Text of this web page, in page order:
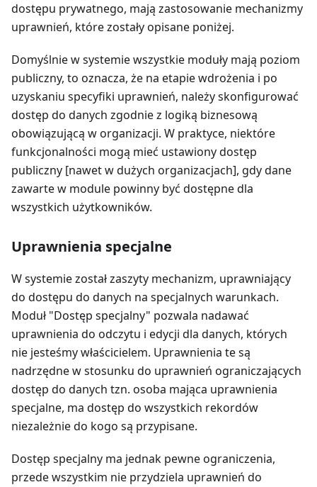
dostępu prywatnego, mają zastosowanie mechanizmy
uprawnień, które zostały opisane poniżej.
Domyślnie w systemie wszystkie moduły mają poziom
publiczny, to oznacza, że na etapie wdrożenia i po
uzyskaniu specyfiki uprawnień, należy skonfigurować
dostęp do danych zgodnie z logiką biznesową
obowiązującą w organizacji. W praktyce, niektóre
funkcjonalności mogą mieć ustawiony dostęp
publiczny [nawet w dużych organizacjach], gdy dane
zawarte w module powinny być dostępne dla
wszystkich użytkowników.
Uprawnienia specjalne
W systemie został zaszyty mechanizm, uprawniający
do dostępu do danych na specjalnych warunkach.
Moduł "Dostęp specjalny" pozwala nadawać
uprawnienia do odczytu i edycji dla danych, których
nie jesteśmy właścicielem. Uprawnienia te są
nadrzędne w stosunku do uprawnień ograniczających
dostęp do danych tzn. osoba mająca uprawnienia
specjalne, ma dostęp do wszystkich rekordów
niezależnie do kogo są przypisane.
Dostęp specjalny ma jednak pewne ograniczenia,
przede wszystkim nie przydziela uprawnień do